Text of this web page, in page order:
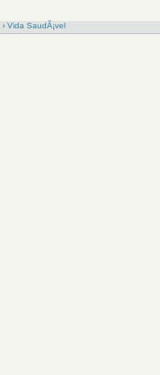
› Vida SaudÃ¡vel